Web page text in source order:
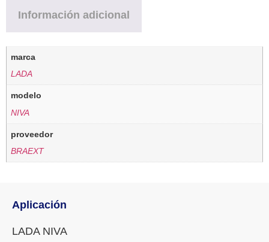
Información adicional
marca
LADA
modelo
NIVA
proveedor
BRAEXT
Aplicación
LADA NIVA